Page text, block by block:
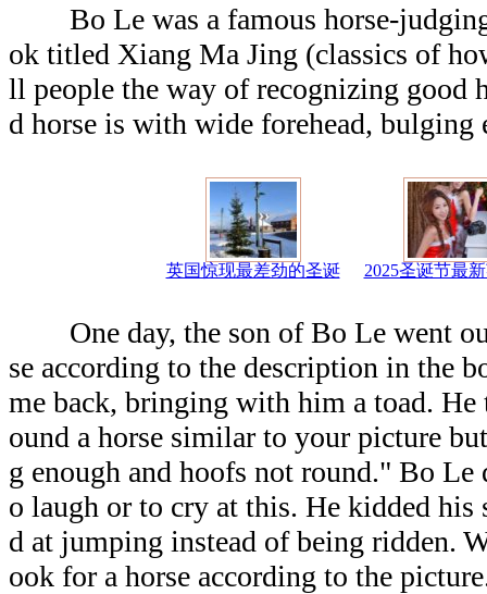
Bo Le was a famous horse-judging
ok titled Xiang Ma Jing (classics of
ll people the way of recognizing good
d horse is with wide forehead, bulging
英国惊现最差劲的圣诞 2025圣诞节最
One day, the son of Bo Le went
se according to the description in the
me back, bringing with him a toad.
ound a horse similar to your picture
g enough and hoofs not round." Bo
o laugh or to cry at this. He kidded his
d at jumping instead of being ridden.
ook for a horse according to the